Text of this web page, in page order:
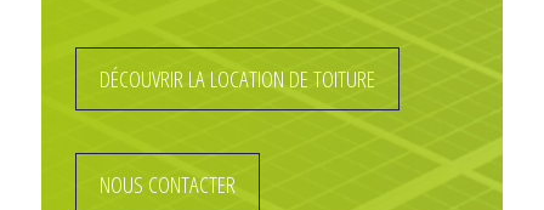
DÉCOUVRIR LA LOCATION DE TOITURE
NOUS CONTACTER